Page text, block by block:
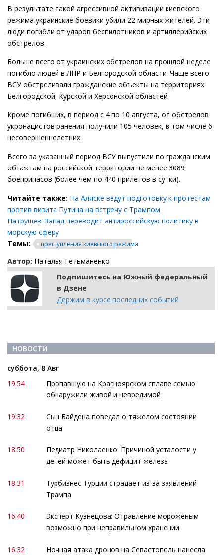
В результате такой агрессивной активизации киевского
режима украинские боевики убили 22 мирных жителей. Эти
люди погибли от ударов беспилотников и артиллерийских
обстрелов.
Больше всего от украинских обстрелов на прошлой неделе
погибло людей в ЛНР и Белгородской области. Чаще всего
ВСУ обстреливали гражданские объекты на территориях
Белгородской, Курской и Херсонской областей.
Кроме погибших, в период с 4 по 10 августа, от обстрелов
укронацистов ранения получили 105 человек, в том числе 6
несовершеннолетних.
Всего за указанный период ВСУ выпустили по гражданским
объектам на российской территории не менее 3089
боеприпасов (более чем по 440 прилетов в сутки).
Читайте также: На Аляске ведут подготовку к протестам
против визита Путина на встречу с Трампом
Патрушев: Запад переводит антироссийскую политику в
морскую сферу
Темы:
преступления киевского режима
Автор: Наталья Гетьманенко
Подпишитесь на Южный федеральный
в Дзене
Держим в курсе последних событий
НОВОСТИ
суббота, 8 Авг
19:54
Пропавшую на Красноярском сплаве семью
обнаружили живой и невредимой
19:32
Сын Байдена поведал о тяжелом состоянии
отца
18:50
Педиатр Николаенко: Причиной усталости у
детей может быть дефицит железа
18:31
Турбизнес Турции страдает из-за заявлений
Трампа
16:40
Эксперт Кузнецова: Отравление мороженым
возможно при неправильном хранении
16:32
Ночная атака дронов на Севастополь нанесла